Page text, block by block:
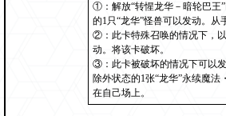
①：解放“转惺龙华－暗轮巴王
的1只“龙华”怪兽可以发动。从
②：此卡特殊召唤的情况下，
动。将该卡破坏。
③：此卡被破坏的情况下可以
除外状态的1张“龙华”永续魔
在自己场上。